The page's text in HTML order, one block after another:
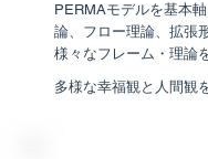
PERMAモデルを基本
論、フロー理論、拡張
様々なフレーム・理論
多様な幸福観と人間観